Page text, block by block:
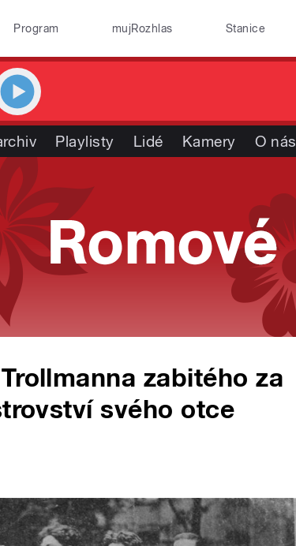
Program mujRozhlas Stanice
Playlisty Lidé Kamery O nás
zabitého za
svého otce